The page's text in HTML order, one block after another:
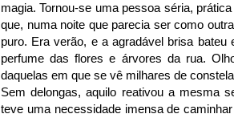
magia. Tornou-se uma pessoa séria,
que, numa noite que parecia ser como
puro. Era verão, e a agradável brisa
perfume das flores e árvores da rua.
daquelas em que se vê milhares de
Sem delongas, aquilo reativou a mesma
teve uma necessidade imensa de